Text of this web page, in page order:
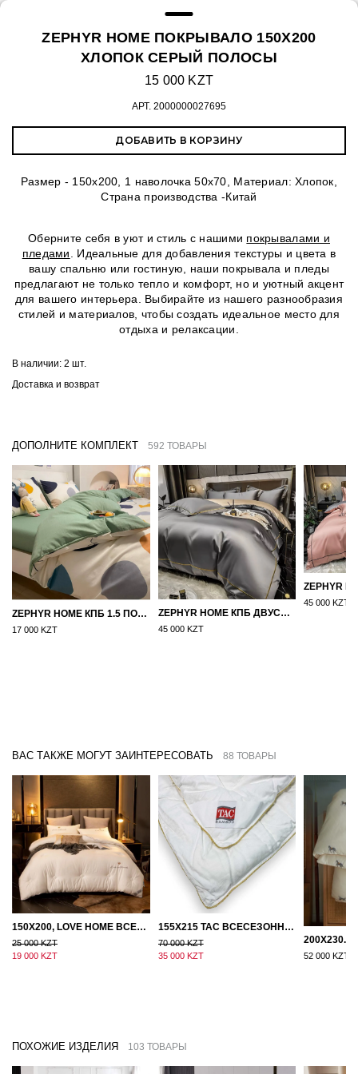
ZEPHYR HOME ПОКРЫВАЛО 150Х200
ХЛОПОК СЕРЫЙ ПОЛОСЫ
15 000 KZT
АРТ. 2000000027695
ДОБАВИТЬ В КОРЗИНУ
Размер - 150х200, 1 наволочка 50х70, Материал: Хлопок,
Страна производства -Китай
Оберните себя в уют и стиль с нашими покрывалами и
пледами
. Идеальные для добавления текстуры и цвета в
вашу спальню или гостиную, наши покрывала и пледы
предлагают не только тепло и комфорт, но и уютный акцент
для вашего интерьера. Выбирайте из нашего разнообразия
стилей и материалов, чтобы создать идеальное место для
отдыха и релаксации.
В наличии: 2 шт.
Доставка и возврат
ДОПОЛНИТЕ КОМПЛЕКТ 592 ТОВАРЫ
ZEPHYR HOME КПБ 1.5 ПОЛУТОРКА ЦВЕТНЫЕ КРУГИ
17 000 KZT
ZEPHYR HOME КПБ ДВУСПАЛКА ЕВРО МАКО-САТИН 100S ГРАНИТ
45 000 KZT
45 000 KZT
ВАС ТАКЖЕ МОГУТ ЗАИНТЕРЕСОВАТЬ 88 ТОВАРЫ
150Х200, LOVE HOME ВСЕСЕЗОННОЕ ОДЕЯЛО ИЗ ХЛОПКА С НАПОЛНИТЕЛЕМ МИКРОГЕЛЬ
25 000 KZT
19 000 KZT
155Х215 TAC ВСЕСЕЗОННОЕ ХЛОПКОВОЕ ОДЕЯЛО ИЗ БАМБУКОВОГО ВОЛОКНА
70 000 KZT
35 000 KZT
52 000 KZT
ПОХОЖИЕ ИЗДЕЛИЯ 103 ТОВАРЫ